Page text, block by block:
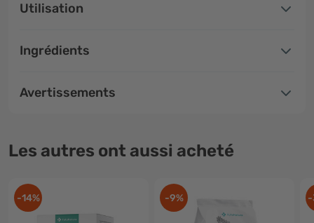
Utilisation
Ingrédients
Avertissements
Les autres ont aussi acheté
-14% -9% -